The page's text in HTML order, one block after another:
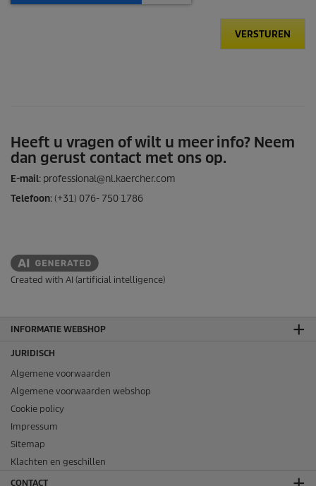
VERSTUREN
Heeft u vragen of wilt u meer info? Neem
dan gerust contact met ons op.
E-mail: professional@nl.kaercher.com
Telefoon: (+31) 076- 750 1786
Created with AI (artificial intelligence)
INFORMATIE WEBSHOP
JURIDISCH
Algemene voorwaarden
Algemene voorwaarden webshop
Cookie policy
Impressum
Sitemap
Klachten en geschillen
CONTACT